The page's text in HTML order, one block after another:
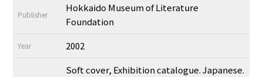
Publisher
Hokkaido Museum of Literature
Foundation
Year 2002
Soft cover, Exhibition catalogue. Japanese.